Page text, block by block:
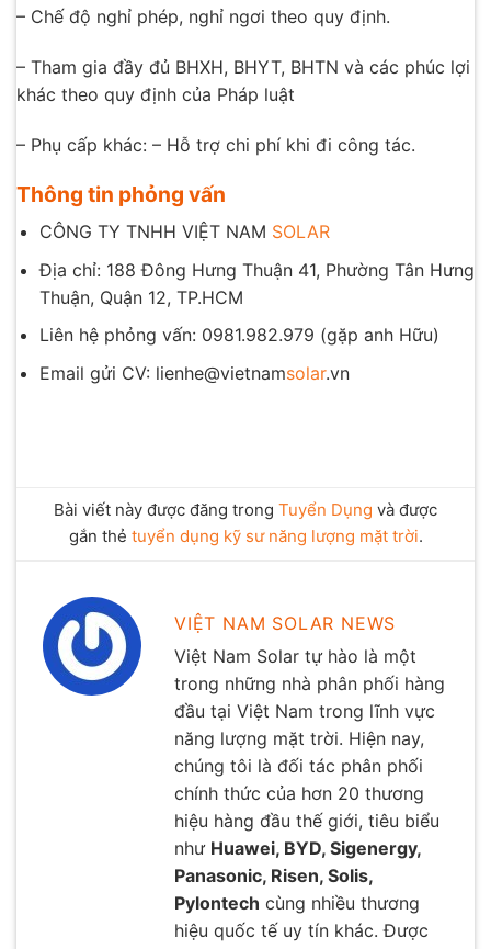
– Chế độ nghỉ phép, nghỉ ngơi theo quy định.
– Tham gia đầy đủ BHXH, BHYT, BHTN và các phúc lợi
khác theo quy định của Pháp luật
– Phụ cấp khác: – Hỗ trợ chi phí khi đi công tác.
Thông tin phỏng vấn
CÔNG TY TNHH VIỆT NAM SOLAR
Địa chỉ: 188 Đông Hưng Thuận 41, Phường Tân Hưng
Thuận, Quận 12, TP.HCM
Liên hệ phỏng vấn: 0981.982.979 (gặp anh Hữu)
Email gửi CV: lienhe@vietnamsolar.vn
Bài viết này được đăng trong Tuyển Dụng và được
gắn thẻ tuyển dụng kỹ sư năng lượng mặt trời.
VIỆT NAM SOLAR NEWS
Việt Nam Solar tự hào là một
trong những nhà phân phối hàng
đầu tại Việt Nam trong lĩnh vực
năng lượng mặt trời. Hiện nay,
chúng tôi là đối tác phân phối
chính thức của hơn 20 thương
hiệu hàng đầu thế giới, tiêu biểu
như Huawei, BYD, Sigenergy,
Panasonic, Risen, Solis,
Pylontech cùng nhiều thương
hiệu quốc tế uy tín khác. Được